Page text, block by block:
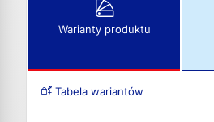
Warianty produktu
Tabela wariantów